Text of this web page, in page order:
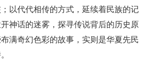
以代代相传的方式，延续着民族的记
神话的迷雾，探寻传说背后的历史原
满奇幻色彩的故事，实则是华夏先民